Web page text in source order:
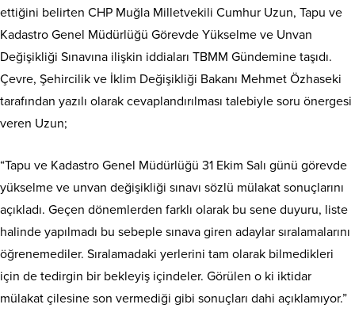
ettiğini belirten CHP Muğla Milletvekili Cumhur Uzun, Tapu ve
Kadastro Genel Müdürlüğü Görevde Yükselme ve Unvan
Değişikliği Sınavına ilişkin iddiaları TBMM Gündemine taşıdı.
Çevre, Şehircilik ve İklim Değişikliği Bakanı Mehmet Özhaseki
tarafından yazılı olarak cevaplandırılması talebiyle soru önergesi
veren Uzun;
“Tapu ve Kadastro Genel Müdürlüğü 31 Ekim Salı günü görevde
yükselme ve unvan değişikliği sınavı sözlü mülakat sonuçlarını
açıkladı. Geçen dönemlerden farklı olarak bu sene duyuru, liste
halinde yapılmadı bu sebeple sınava giren adaylar sıralamalarını
öğrenemediler. Sıralamadaki yerlerini tam olarak bilmedikleri
için de tedirgin bir bekleyiş içindeler. Görülen o ki iktidar
mülakat çilesine son vermediği gibi sonuçları dahi açıklamıyor.”